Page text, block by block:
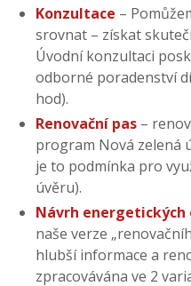
Konzultace –
srovnat – získat
Úvodní konzultaci
odborné poradenství
hod).
Renovační pas –
program Nová zelená
je to podmínka pro
úvěru).
Návrh energetických
naše verze
hlubší informace a
zpracovávána ve 2